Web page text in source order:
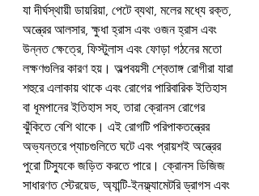
যা দীর্ঘস্থায়ী ডায়রিয়া, পেটে ব্যথা, মলের মধ্যে রক্ত,
অন্ত্রের আলসার, ক্ষুধা হ্রাস এবং ওজন হ্রাস এবং
উন্নত ক্ষেত্রে, ফিস্টুলাস এবং ফোড়া গঠনের মতো
লক্ষণগুলির কারণ হয়। অল্পবয়সী শ্বেতাঙ্গ রোগীরা যারা
শহুরে এলাকায় থাকে এবং রোগের পারিবারিক ইতিহাস
বা ধূমপানের ইতিহাস সহ, তারা ক্রোনস রোগের
ঝুঁকিতে বেশি থাকে। এই রোগটি পরিপাকতন্ত্রের
অভ্যন্তরে প্যাচগুলিতে ঘটে এবং প্রায়শই অন্ত্রের
পুরো টিস্যুকে জড়িত করতে পারে। ক্রোনস ডিজিজ
সাধারণত স্টেরয়েড, অ্যান্টি-ইনফ্ল্যামেটরি ড্রাগস এবং